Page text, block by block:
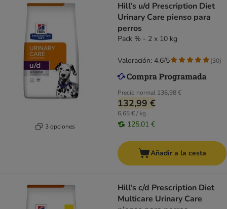
3 opciones
Hill's u/d Prescription Diet
Urinary Care pienso para
perros
Pack % - 2 x 10 kg
Precio normal 136,98 €
132,99 €
6,65 € / kg
125,01 €
Valoración: 4.6/5 (30)
Añadir a la cesta
Hill's c/d Prescription Diet
Multicare Urinary Care